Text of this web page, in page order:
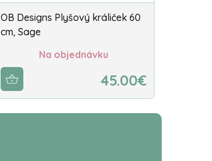
OB Designs Plyšový králiček 60
cm, Sage
Na objednávku
45.00€